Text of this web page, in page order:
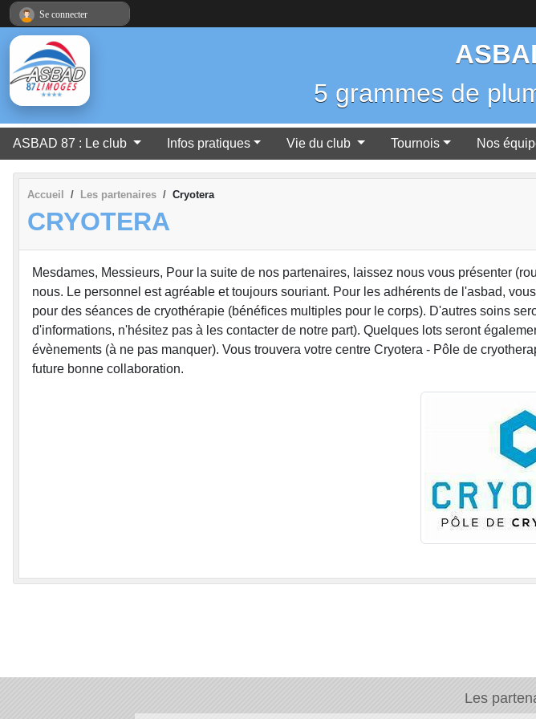
5 grammes de
ASBAD 87 : Le club Infos pratiques Vie du club Tournois Nos
Accueil Les partenaires Cryotera
CRYOTERA
Mesdames, Messieurs, Pour la suite de nos partenaires, laissez nous vous présenter
nous. Le personnel est agréable et toujours souriant. Pour les adhérents de l'asbad,
pour des séances de cryothérapie (bénéfices multiples pour le corps). D'autres soins
d'informations, n'hésitez pas à les contacter de notre part). Quelques lots seront
évènements (à ne pas manquer). Vous trouvera votre centre Cryotera - Pôle de
future bonne collaboration.
Les
Se connecter
Panneau de gestion des cookies